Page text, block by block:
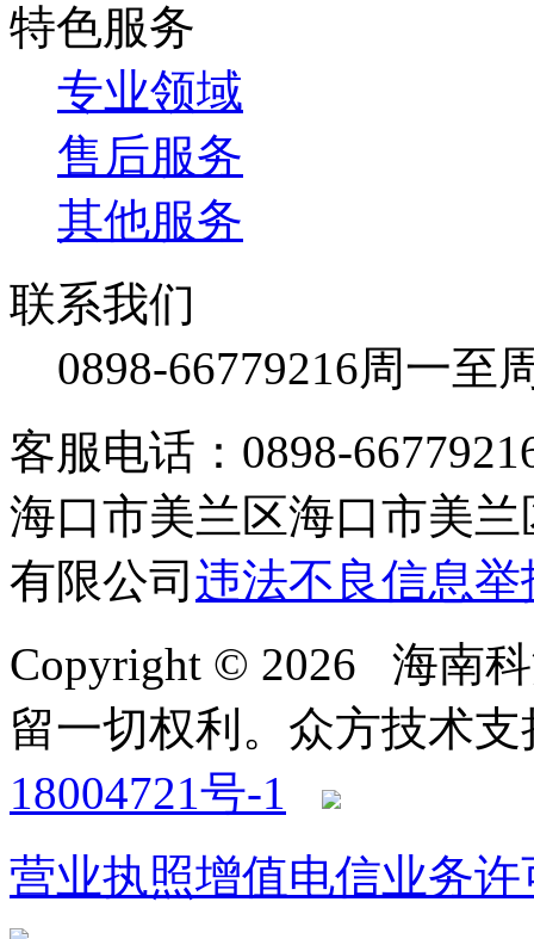
特色服务
专业领域
售后服务
其他服务
联系我们
0898-66779216周一至
客服电话：0898-
海口市美兰区海口市美
有限公司 违法不良信息举
Copyright © 2026 海南
留一切权利。 众方技术支
18004721号-1
营业执照增值电信业务许